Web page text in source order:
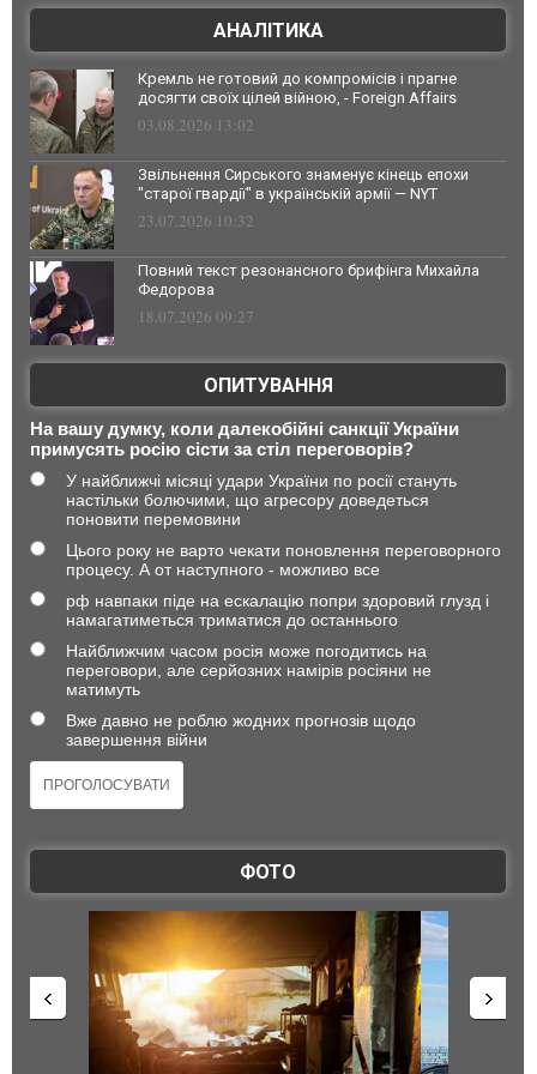
АНАЛІТИКА
Кремль не готовий до компромісів і прагне
досягти своїх цілей війною, - Foreign Affairs
03.08.2026 13:02
Звільнення Сирського знаменує кінець епохи
"старої гвардії" в українській армії — NYT
23.07.2026 10:32
Повний текст резонансного брифінга Михайла
Федорова
18.07.2026 09:27
ОПИТУВАННЯ
На вашу думку, коли далекобійні санкції України
примусять росію сісти за стіл переговорів?
У найближчі місяці удари України по росії стануть
настільки болючими, що агресору доведеться
поновити перемовини
Цього року не варто чекати поновлення переговорного
процесу. А от наступного - можливо все
рф навпаки піде на ескалацію попри здоровий глузд і
намагатиметься триматися до останнього
Найближчим часом росія може погодитись на
переговори, але серйозних намірів росіяни не
матимуть
Вже давно не роблю жодних прогнозів щодо
завершення війни
ФОТО